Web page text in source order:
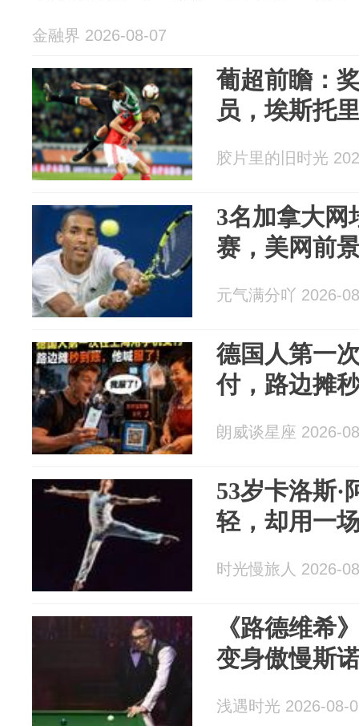
金融界 2026-08-07
葡超前瞻：
员，埃斯托
胶片里的旧时光
3名加拿大网
赛，美网前
元气满分吖 2026-
德国人第一
付，路边摊
朗威谈星座 2026-
53岁卡洛斯·
轻，却用一
时光慢旅人 2026-
《路德维希
变身傲慢斯
浅遇时光 2026-08-